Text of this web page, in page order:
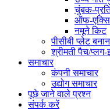
चुंबक-
ऑफ-
नमूने किट
पीसीबी प्लेट
श्रीमती पैच/
समाचार
कंपनी समाचार
उद्योग समाचार
पूछे जाने वाले प्रश्न
संपर्क करें